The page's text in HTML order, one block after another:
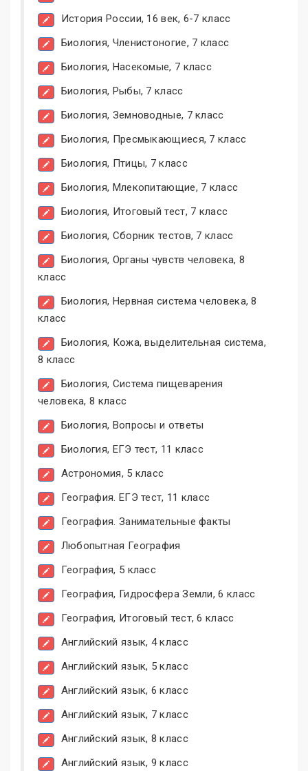
История России, 16 век, 6-7 класс
Биология, Членистоногие, 7 класс
Биология, Насекомые, 7 класс
Биология, Рыбы, 7 класс
Биология, Земноводные, 7 класс
Биология, Пресмыкающиеся, 7 класс
Биология, Птицы, 7 класс
Биология, Млекопитающие, 7 класс
Биология, Итоговый тест, 7 класс
Биология, Сборник тестов, 7 класс
Биология, Органы чувств человека, 8
класс
Биология, Нервная система человека, 8
класс
Биология, Кожа, выделительная система,
8 класс
Биология, Система пищеварения
человека, 8 класс
Биология, Вопросы и ответы
Биология, ЕГЭ тест, 11 класс
Астрономия, 5 класс
География. ЕГЭ тест, 11 класс
География. Занимательные факты
Любопытная География
География, 5 класс
География, Гидросфера Земли, 6 класс
География, Итоговый тест, 6 класс
Английский язык, 4 класс
Английский язык, 5 класс
Английский язык, 6 класс
Английский язык, 7 класс
Английский язык, 8 класс
Английский язык, 9 класс